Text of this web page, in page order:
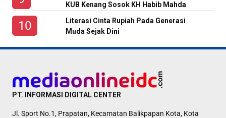
KUB Kenang Sosok KH Habib Mahda
Literasi Cinta Rupiah Pada Generasi
Muda Sejak Dini
PT. INFORMASI DIGITAL CENTER
Jl. Sport No.1, Prapatan, Kecamatan Balikpapan Kota, Kota